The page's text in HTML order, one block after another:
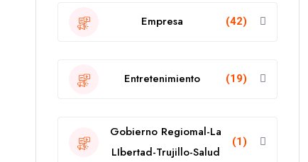
Empresa (42)
Entretenimiento (19)
Gobierno Regiomal-La
LIbertad-Trujillo-Salud
(1)